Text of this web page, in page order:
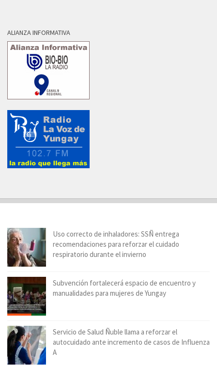
ALIANZA INFORMATIVA
Uso correcto de inhaladores: SSÑ entrega
recomendaciones para reforzar el cuidado
respiratorio durante el invierno
Subvención fortalecerá espacio de encuentro y
manualidades para mujeres de Yungay
Servicio de Salud Ñuble llama a reforzar el
autocuidado ante incremento de casos de Influenza
A